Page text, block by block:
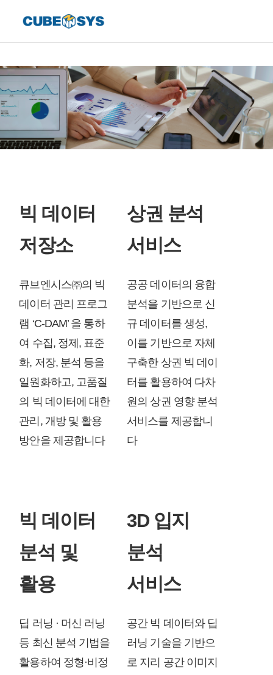
빅 데이터
저장소
큐브엔시스㈜의 빅
데이터 관리 프로그
램 ‘C-DAM’ 을 통하
여 수집, 정제, 표준
화, 저장, 분석 등을
일원화하고, 고품질
의 빅 데이터에 대한
관리, 개방 및 활용
방안을 제공합니다
상권 분석
서비스
공공 데이터의 융합
분석을 기반으로 신
규 데이터를 생성,
이를 기반으로 자체
구축한 상권 빅 데이
터를 활용하여 다차
원의 상권 영향 분석
서비스를 제공합니
다
빅 데이터
분석 및
활용
딥 러닝 · 머신 러닝
등 최신 분석 기법을
활용하여 정형·비정
3D 입지
분석
서비스
공간 빅 데이터와 딥
러닝 기술을 기반으
로 지리 공간 이미지